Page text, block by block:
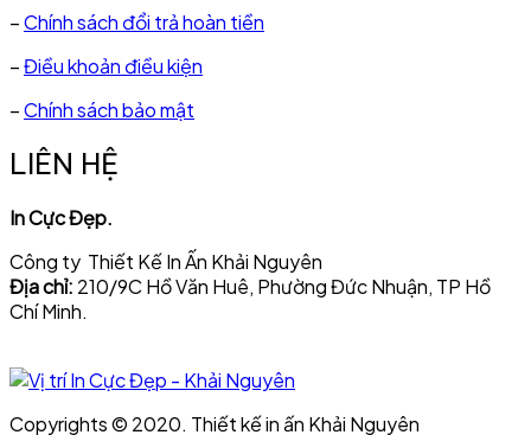
–Chính sách đổi trả hoàn tiền
–Điều khoản điều kiện
–Chính sách bảo mật
LIÊN HỆ
In Cực Đẹp.
Công ty Thiết Kế In Ấn Khải Nguyên
Địa chỉ: 210/9C Hồ Văn Huê, Phường Đức Nhuận, TP Hồ
Chí Minh.
Copyrights © 2020. Thiết kế in ấn Khải Nguyên